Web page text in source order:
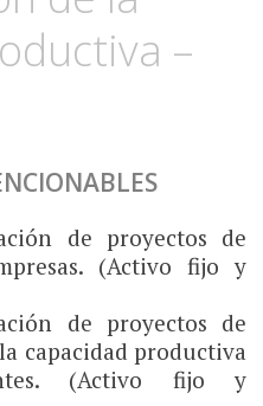
–
de proyectos de
(Activo fijo y
de proyectos de
capacidad productiva
(Activo fijo y